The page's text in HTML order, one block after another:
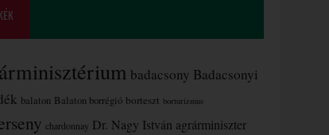
badacsony Badacsonyi
balaton Balaton borrégió borteszt borturizmus
chardonnay Dr. Nagy István agrárminiszter